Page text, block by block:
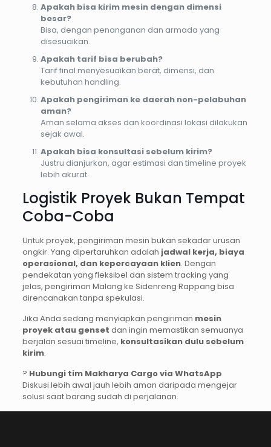
Apakah bisa kirim mesin dengan dimensi
besar?
Bisa, dengan penanganan dan armada yang
disesuaikan.
Apakah tarif bisa berubah?
Tarif final menyesuaikan berat, dimensi, dan
kebutuhan handling.
Apakah pengiriman ke daerah non-pelabuhan
aman?
Aman selama akses dan koordinasi lokasi dilakukan
sejak awal.
Apakah bisa konsultasi sebelum kirim?
Justru dianjurkan, agar estimasi dan timeline proyek
lebih akurat.
Logistik Proyek Bukan Tempat
Coba-Coba
Untuk proyek, pengiriman mesin bukan sekadar urusan
ongkir. Yang dipertaruhkan adalah jadwal kerja, biaya
operasional, dan kepercayaan klien. Dengan
pendekatan yang fleksibel dan sistem tracking yang
jelas, pengiriman Malang ke Sidenreng Rappang bisa
direncanakan tanpa spekulasi.
Jika Anda sedang menyiapkan pengiriman mesin
proyek atau genset dan ingin memastikan semuanya
berjalan sesuai timeline, konsultasikan dulu sebelum
kirim.
? Hubungi tim Makharya Cargo via WhatsApp
Diskusi lebih awal jauh lebih aman daripada mengejar
solusi saat barang sudah di perjalanan.